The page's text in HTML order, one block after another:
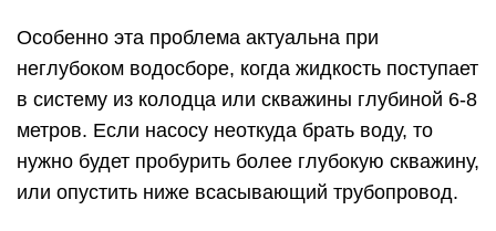
Особенно эта проблема актуальна при
неглубоком водосборе, когда жидкость поступает
в систему из колодца или скважины глубиной 6-8
метров. Если насосу неоткуда брать воду, то
нужно будет пробурить более глубокую скважину,
или опустить ниже всасывающий трубопровод.